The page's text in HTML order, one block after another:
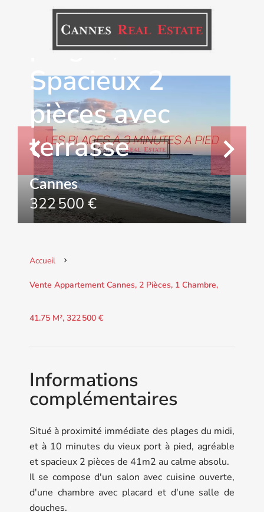
A 2 pas des
plages,
Spacieux 2
pièces avec
terrasse
Cannes
322 500 €
Accueil
Vente Appartement Cannes, 2 Pièces, 1 Chambre,
41.75 M², 322 500 €
Informations
complémentaires
Situé à proximité immédiate des plages du midi,
et à 10 minutes du vieux port à pied, agréable
et spacieux 2 pièces de 41m2 au calme absolu.
Il se compose d'un salon avec cuisine ouverte,
d'une chambre avec placard et d'une salle de
douches.